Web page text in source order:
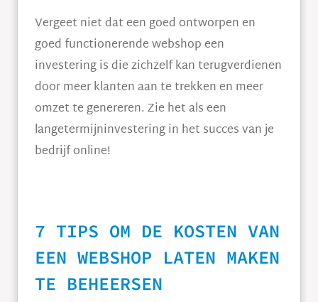
Vergeet niet dat een goed ontworpen en
goed functionerende webshop een
investering is die zichzelf kan terugverdienen
door meer klanten aan te trekken en meer
omzet te genereren. Zie het als een
langetermijninvestering in het succes van je
bedrijf online!
7 TIPS OM DE KOSTEN VAN
EEN WEBSHOP LATEN MAKEN
TE BEHEERSEN